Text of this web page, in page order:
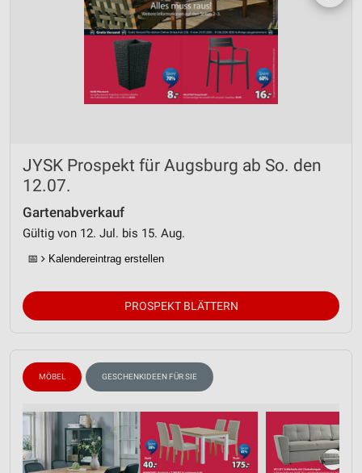
JYSK Prospekt für Augsburg ab So. den
12.07.
Gartenabverkauf
Gültig von 12. Jul. bis 15. Aug.
📅 Kalendereintrag erstellen
PROSPEKT BLÄTTERN
MÖBEL GESCHENKIDEEN FÜR SIE